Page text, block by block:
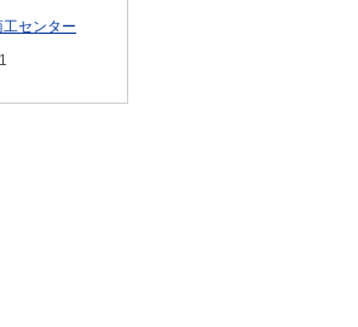
センター